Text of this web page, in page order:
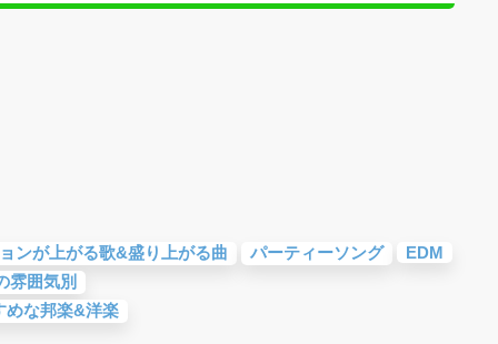
ンが上がる歌&盛り上がる曲 パーティーソング
EDM
雰囲気別
めな邦楽&洋楽